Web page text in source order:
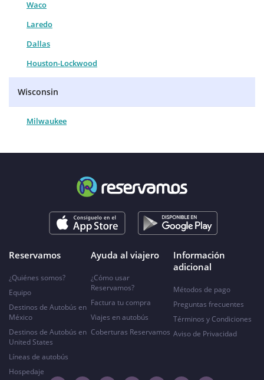
Waco
Laredo
Dallas
Houston-Lockwood
Wisconsin
Milwaukee
Reservamos
¿Quiénes somos?
Equipo
Destinos de Autobús en
México
Destinos de Autobús en
United States
Líneas de autobús
Hospedaje
Ayuda al viajero
¿Cómo usar
Reservamos?
Factura tu compra
Viajes en autobús
Coberturas Reservamos
Información
adicional
Métodos de pago
Preguntas frecuentes
Términos y Condiciones
Aviso de Privacidad